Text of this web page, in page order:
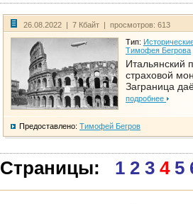
26.08.2022 | 7 Кбайт | просмотров: 613
Тип:
Тимофея Бегрова
Итальянский
страховой
Заграница
подробнее
Предоставлено: Тимофей Бегров
Страницы: 1 2 3 4 5